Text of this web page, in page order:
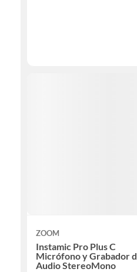
ZOOM
Instamic Pro Plus C
Micrófono y Grabador
Audio StereoMono